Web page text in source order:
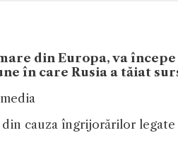
din Europa, va
în care Rusia a tăiat
cauza îngrijorărilor